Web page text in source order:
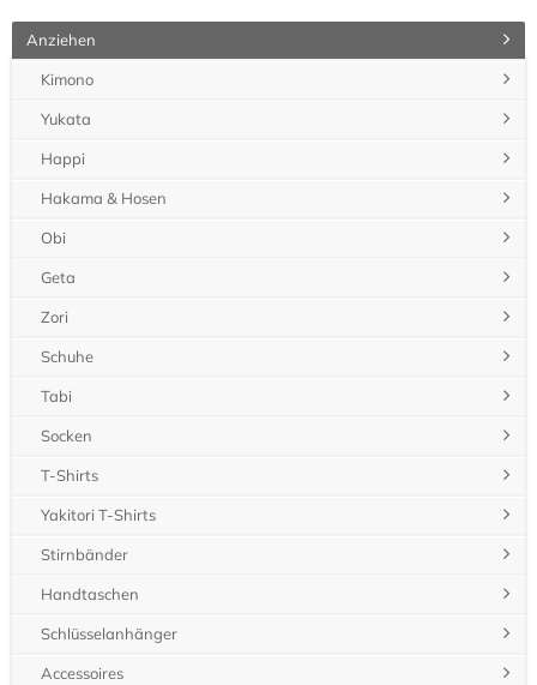
Anziehen
Kimono
Yukata
Happi
Hakama & Hosen
Obi
Geta
Zori
Schuhe
Tabi
Socken
T-Shirts
Yakitori T-Shirts
Stirnbänder
Handtaschen
Schlüsselanhänger
Accessoires